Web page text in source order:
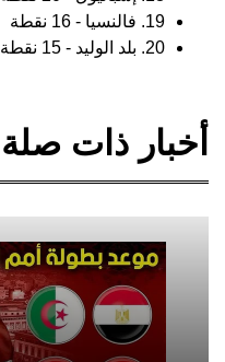
19. فالنسيا - 16 نقطة
20. بلد الوليد - 15 نقطة
أخبار ذات صلة